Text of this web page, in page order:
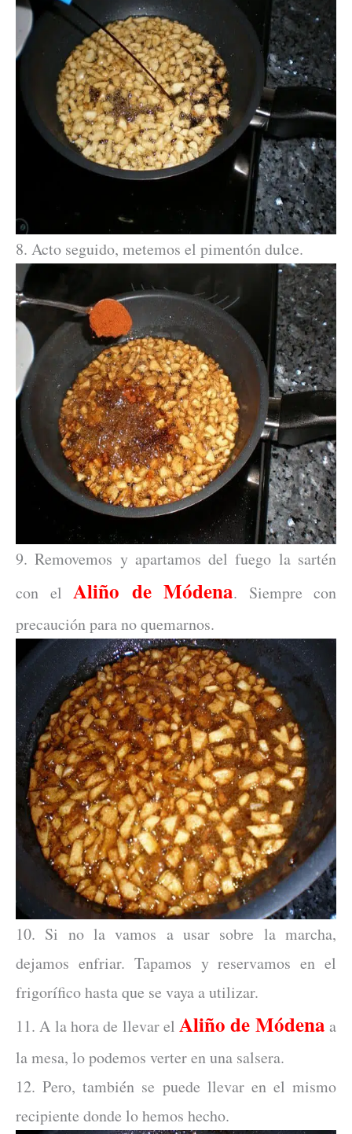
8. Acto seguido, metemos el pimentón dulce.
9. Removemos y apartamos del fuego la sartén
con el Aliño de Módena. Siempre con
precaución para no quemarnos.
10. Si no la vamos a usar sobre la marcha,
dejamos enfriar. Tapamos y reservamos en el
frigorífico hasta que se vaya a utilizar.
11. A la hora de llevar elAliño de Módena a
la mesa, lo podemos verter en una salsera.
12. Pero, también se puede llevar en el mismo
recipiente donde lo hemos hecho.